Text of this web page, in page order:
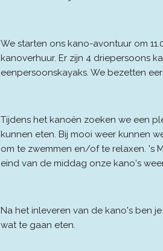
We starten ons kano-avontuur om
kanoverhuur. Er zijn 4 driepersoons
eenpersoonskayaks. We bezetten
Tijdens het kanoën zoeken we een
kunnen eten. Bij mooi weer kunnen
om te zwemmen en/of te relaxen. 's
eind van de middag onze kano's
Na het inleveren van de kano's ben
wat te gaan eten.